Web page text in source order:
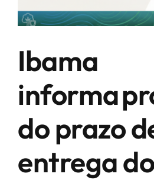
PRINCIPAIS CNAES
PRINCIPAIS PRODUTOS
NOTÍCIAS
Ibama
informa
do prazo
entrega